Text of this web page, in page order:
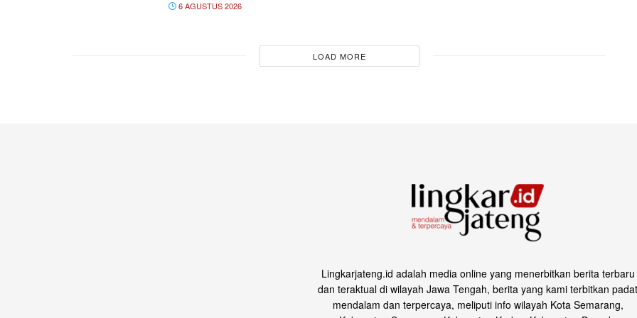
6 AGUSTUS 2026
LOAD MORE
Lingkarjateng.id adalah media online yang menerbitkan berita terbaru
dan teraktual di wilayah Jawa Tengah, berita yang kami terbitkan padat
mendalam dan terpercaya, meliputi info wilayah Kota Semarang,